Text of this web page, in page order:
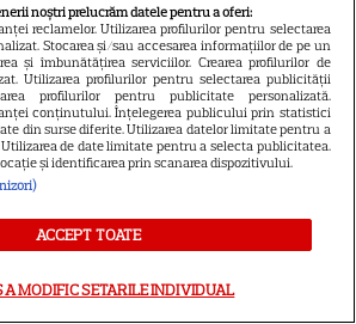
sezonul 3
NETFLIX
„Palatul de Est”, noul fenomen
coreean de pe Netflix: Regele
blestemat, fantomele și
exorcistul care sfidează
moartea
PRIME VIDEO
noștri prelucrăm datele pentru a oferi:
reclamelor. Utilizarea profilurilor pentru selectarea
Stocarea și/sau accesarea informațiilor de pe un
și îmbunătățirea serviciilor. Crearea profilurilor de
Utilizarea profilurilor pentru selectarea publicității
profilurilor pentru publicitate personalizată.
conținutului. Înțelegerea publicului prin statistici
din surse diferite. Utilizarea datelor limitate pentru a
de date limitate pentru a selecta publicitatea.
și identificarea prin scanarea dispozitivului.
ACCEPT TOATE
MODIFIC SETARILE INDIVIDUAL